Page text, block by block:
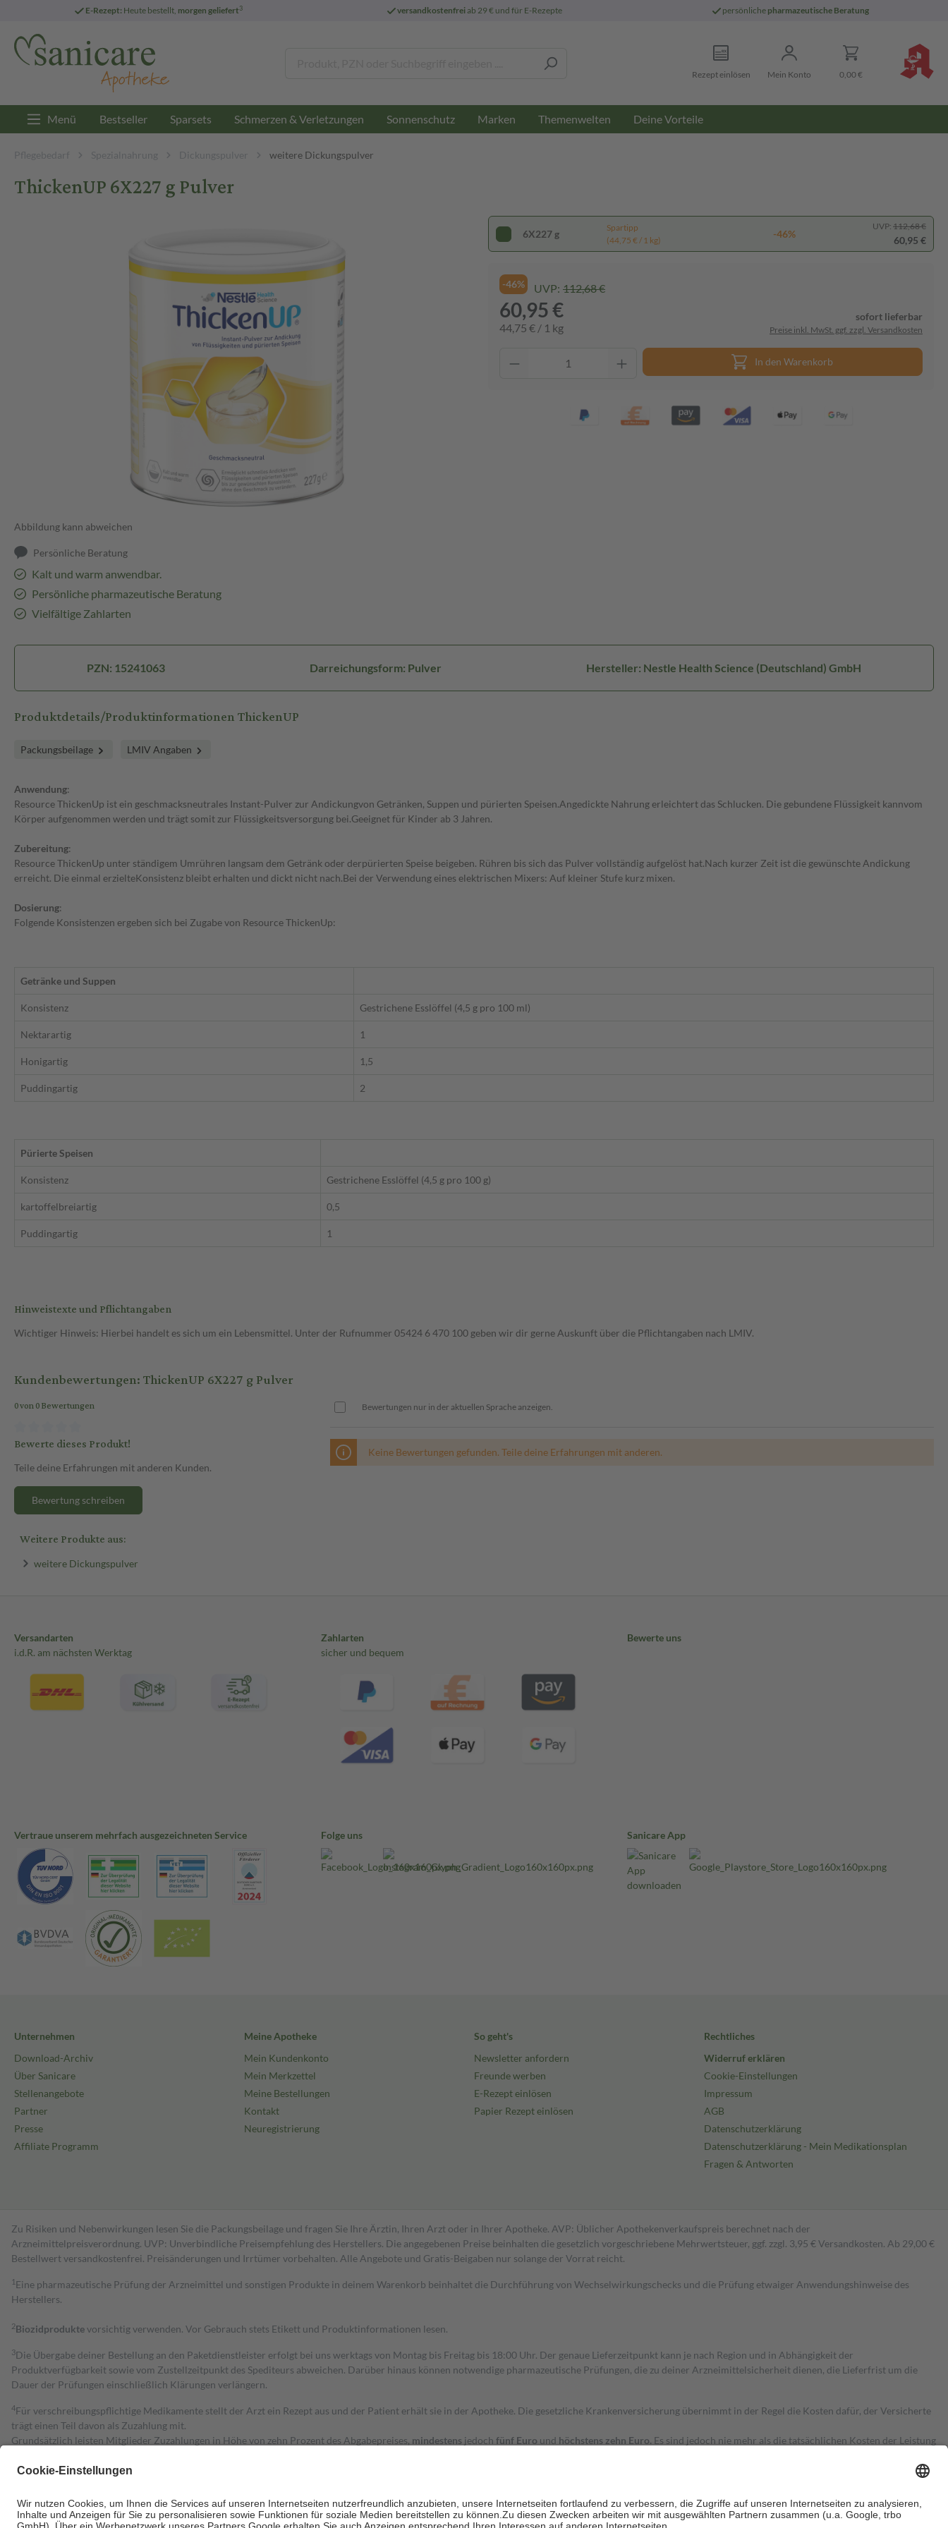
E-Rezept: Heute bestellt, morgen geliefert3 versandkostenfreiab 29 € und für E-Rezepte persönliche pharmazeutische Beratung
Rezept einlösen Mein Konto 0,00 €
Menü Bestseller Sparsets Schmerzen & Verletzungen Sonnenschutz Marken Themenwelten Deine Vorteile
Pflegebedarf Spezialnahrung Dickungspulver weitere Dickungspulver
ThickenUP 6X227 g Pulver
Abbildung kann abweichen
Persönliche Beratung
Kalt und warm anwendbar.
Persönliche pharmazeutische Beratung
Vielfältige Zahlarten
6X227 g
Spartipp
(44,75 € / 1 kg)
-46%
UVP: 112,68 €
60,95 €
-46% UVP: 112,68 €
60,95 €
44,75 € / 1 kg
sofort lieferbar
Preise inkl. MwSt. ggf. zzgl. Versandkosten
In den Warenkorb
PZN: 15241063 Darreichungsform: Pulver Hersteller: Nestle Health Science (Deutschland) GmbH
Produktdetails/Produktinformationen ThickenUP
Packungsbeilage LMIV Angaben
Anwendung:
Resource ThickenUp ist ein geschmacksneutrales Instant-Pulver zur Andickungvon Getränken, Suppen und pürierten Speisen.Angedickte Nahrung erleichtert das Schlucken. Die gebundene Flüssigkeit kannvom
Körper aufgenommen werden und trägt somit zur Flüssigkeitsversorgung bei.Geeignet für Kinder ab 3 Jahren.
Zubereitung:
Resource ThickenUp unter ständigem Umrühren langsam dem Getränk oder derpürierten Speise beigeben. Rühren bis sich das Pulver vollständig aufgelöst hat.Nach kurzer Zeit ist die gewünschte Andickung
erreicht. Die einmal erzielteKonsistenz bleibt erhalten und dickt nicht nach.Bei der Verwendung eines elektrischen Mixers: Auf kleiner Stufe kurz mixen.
Dosierung:
Folgende Konsistenzen ergeben sich bei Zugabe von Resource ThickenUp:
Getränke und Suppen
Konsistenz Gestrichene Esslöffel (4,5 g pro 100 ml)
Nektarartig 1
Honigartig 1,5
Puddingartig 2
Pürierte Speisen
Konsistenz Gestrichene Esslöffel (4,5 g pro 100 g)
kartoffelbreiartig 0,5
Puddingartig 1
Hinweistexte und Pflichtangaben
Wichtiger Hinweis: Hierbei handelt es sich um ein Lebensmittel. Unter der Rufnummer 05424 6 470 100 geben wir dir gerne Auskunft über die Pflichtangaben nach LMIV.
Kundenbewertungen: ThickenUP 6X227 g Pulver
0 von 0 Bewertungen
Bewerte dieses Produkt!
Teile deine Erfahrungen mit anderen Kunden.
Bewertung schreiben
Bewertungen nur in der aktuellen Sprache anzeigen.
Keine Bewertungen gefunden. Teile deine Erfahrungen mit anderen.
Weitere Produkte aus:
weitere Dickungspulver
Versandarten
i.d.R. am nächsten Werktag
Zahlarten
sicher und bequem
Bewerte uns
Vertraue unserem mehrfach ausgezeichneten Service Folge uns Sanicare App
Unternehmen
Download-Archiv
Über Sanicare
Stellenangebote
Partner
Presse
Affiliate Programm
Meine Apotheke
Mein Kundenkonto
Mein Merkzettel
Meine Bestellungen
Kontakt
Neuregistrierung
So geht's
Newsletter anfordern
Freunde werben
E-Rezept einlösen
Papier Rezept einlösen
Rechtliches
Widerruf erklären
Cookie-Einstellungen
Impressum
AGB
Datenschutzerklärung
Datenschutzerklärung - Mein Medikationsplan
Fragen & Antworten
Zu Risiken und Nebenwirkungen lesen Sie die Packungsbeilage und fragen Sie Ihre Ärztin, Ihren Arzt oder in Ihrer Apotheke. AVP: Üblicher Apothekenverkaufspreis berechnet nach der
Arzneimittelpreisverordnung. UVP: Unverbindliche Preisempfehlung des Herstellers. Die angegebenen Preise beinhalten die gesetzlich vorgeschriebene Mehrwertsteuer, ggf. zzgl. 3,95 € Versandkosten. Ab 29,00 €
Bestell­wert versand­kosten­frei. Preisänderungen und Irrtümer vorbehalten. Alle Angebote und Gratis-Beigaben nur solange der Vorrat reicht.
1 Eine pharmazeutische Prüfung der Arzneimittel und sonstigen Produkte in deinem Warenkorb beinhaltet die Durchführung von Wechselwirkungschecks und die Prüfung etwaiger Anwendungshinweise des
Herstellers.
2Biozidproduktevorsichtig verwenden. Vor Gebrauch stets Etikett und Produktinformationen lesen.
3Die Übergabe deiner Bestellung an den Paketdienstleister erfolgt bei uns werktags von Montag bis Freitag bis 18:00 Uhr. Der genaue Lieferzeitpunkt kann je nach Region und in Abhängigkeit der
Produktverfügbarkeit sowie vom Zustellzeitpunkt des Spediteurs abweichen. Darüber hinaus können notwendige pharmazeutische Prüfungen, die zu deiner Arzneimittelsicherheit dienen, die Lieferfrist um die
Dauer der Prüfungen einschließlich Klärungen verlängern.
4Für verschreibungspflichtige Medikamente stellt der Arzt ein Rezept aus und der Patient erhält sie in der Apotheke. Die gesetzliche Krankenversicherung übernimmt in der Regel die Kosten dafür, der Versicherte
trägt einen Teil davon als Zuzahlung mit.
Grundsätzlich leisten Mitglieder Zuzahlungen in Höhe von zehn Prozent des Abgabepreises, mindestens jedoch fünf Euro und höchstens zehn Euro. Es sind jedoch nie mehr als die tatsächlichen Kosten der Leistung
Diese Regeln gelten grundsätzlich auch für Online-Apotheken.
Um das Engagement der Versicherten für ihre eigene Gesundheit zu stärken und die besondere Stellung der Familie zu unterstützen, fallenkeine Zuzahlungen an bei:
• Kindern und Jugendlichen bis zum vollendeten 18. Lebensjahr mit Ausnahme der Fahrkosten